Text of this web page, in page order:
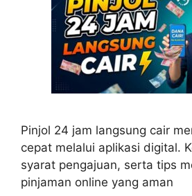
Pinjol 24 jam langsung cair
cepat melalui aplikasi digital.
syarat pengajuan, serta tips
pinjaman online yang aman